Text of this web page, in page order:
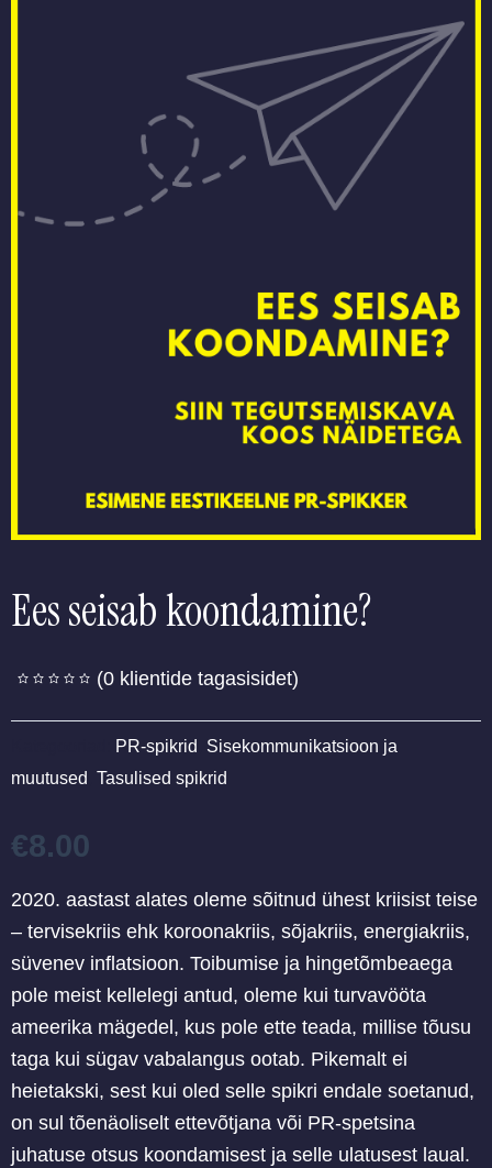
Ees seisab koondamine?
(0 klientide tagasisidet)
PR-spikrid Sisekommunikatsioon ja
muutused Tasulised spikrid
€8.00
2020. aastast alates oleme sõitnud ühest kriisist teise
– tervisekriis ehk koroonakriis, sõjakriis, energiakriis,
süvenev inflatsioon. Toibumise ja hingetõmbeaega
pole meist kellelegi antud, oleme kui turvavööta
ameerika mägedel, kus pole ette teada, millise tõusu
taga kui sügav vabalangus ootab. Pikemalt ei
heietakski, sest kui oled selle spikri endale soetanud,
on sul tõenäoliselt ettevõtjana või PR-spetsina
juhatuse otsus koondamisest ja selle ulatusest laual.